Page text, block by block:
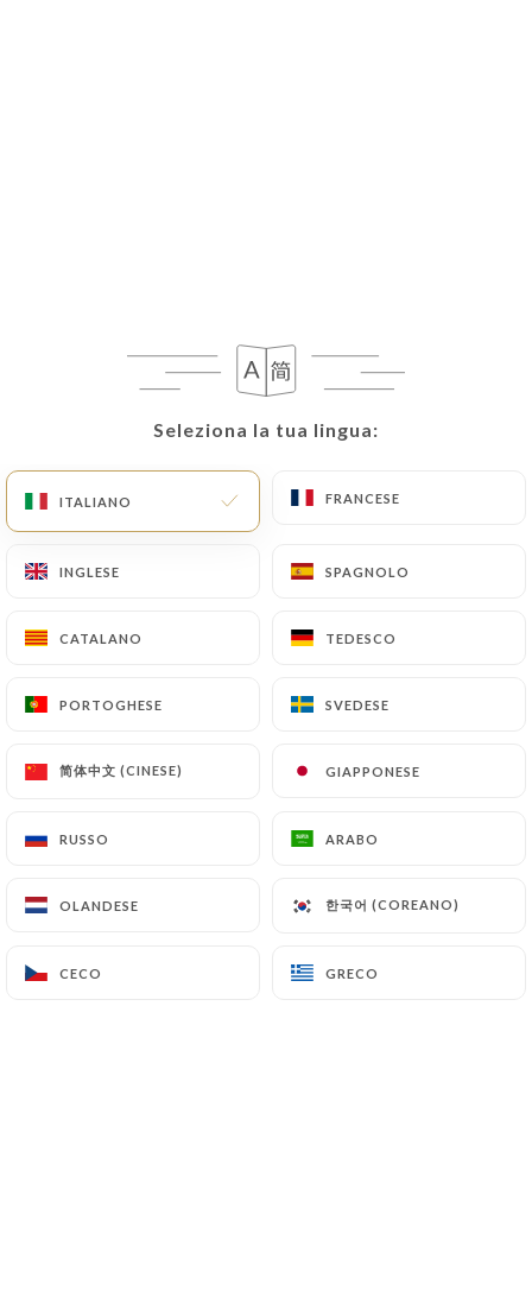
Seleziona la tua lingua:
ITALIANO FRANCESE
INGLESE SPAGNOLO
CATALANO TEDESCO
PORTOGHESE SVEDESE
简体中文 (CINESE) GIAPPONESE
RUSSO ARABO
OLANDESE 한국어 (COREANO)
CECO GRECO
Seleziona la tua lingua:
ITALIANO FRANCESE
INGLESE SPAGNOLO
CATALANO TEDESCO
PORTOGHESE SVEDESE
简体中文 (CINESE) GIAPPONESE
RUSSO ARABO
OLANDESE 한국어 (COREANO)
CECO GRECO